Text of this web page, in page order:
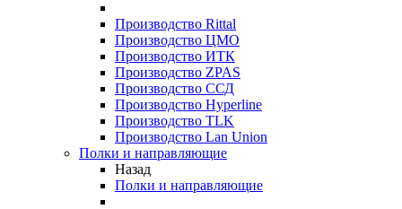
Производство Rittal
Производство ЦМО
Производство ИТК
Производство ZPAS
Производство ССД
Производство Hyperline
Производство TLK
Производство Lan Union
Полки и направляющие
Назад
Полки и направляющие